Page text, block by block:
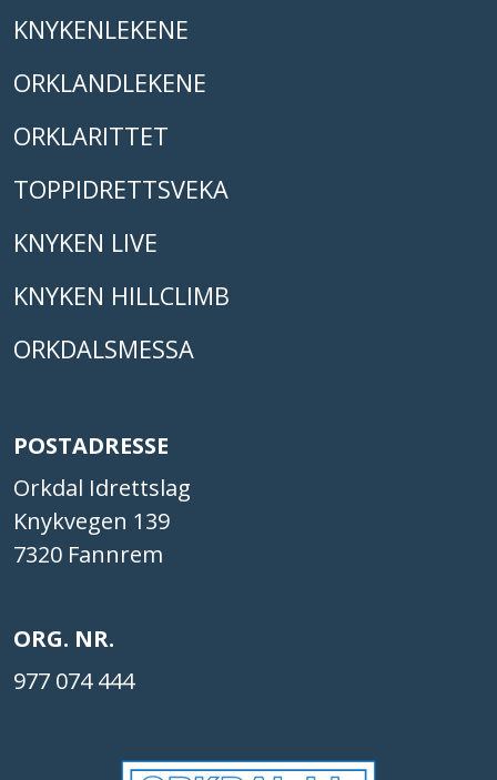
KNYKENLEKENE
ORKLANDLEKENE
ORKLARITTET
TOPPIDRETTSVEKA
KNYKEN LIVE
KNYKEN HILLCLIMB
ORKDALSMESSA
POSTADRESSE
Orkdal Idrettslag
Knykvegen 139
7320 Fannrem
ORG. NR.
977 074 444